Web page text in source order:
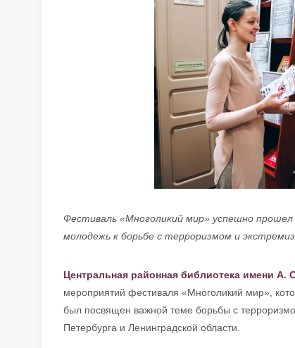
Фестиваль «Многоликий мир» успешно
молодежь к борьбе с терроризмом и
Центральная районная библиотека имени А.
мероприятий фестиваля «Многоликий мир»,
был посвящен важной теме борьбы с
Петербурга и Ленинградской области.